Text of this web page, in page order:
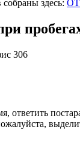
здесь:
306
ответить